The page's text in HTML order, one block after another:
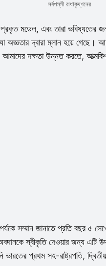
সর্বপল্লী রাধাকৃষ্ণনের
প্রকৃত মডেল, এবং তারা ভবিষ্যতের
অজ্ঞতার দ্বারা ম্লান হয়ে গেছে।
আমাদের দক্ষতা উন্নত করতে,
সম্মান জানাতে প্রতি বছর ৫
স্বীকৃতি দেওয়ার জন্য এটি
ভারতের প্রথম সহ-রাষ্ট্রপতি,